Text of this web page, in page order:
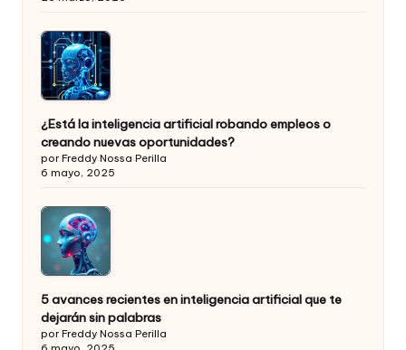
¿Está la inteligencia artificial robando empleos o
creando nuevas oportunidades?
por Freddy Nossa Perilla
6 mayo, 2025
5 avances recientes en inteligencia artificial que te
dejarán sin palabras
por Freddy Nossa Perilla